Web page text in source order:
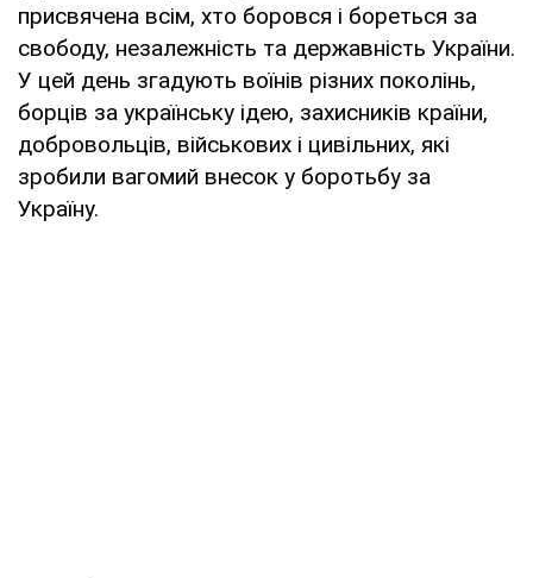
присвячена всім, хто боровся і бореться за
свободу, незалежність та державність України.
У цей день згадують воїнів різних поколінь,
борців за українську ідею, захисників країни,
добровольців, військових і цивільних, які
зробили вагомий внесок у боротьбу за
Україну.